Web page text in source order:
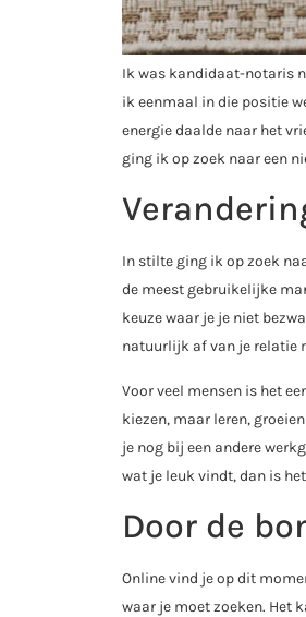
Ik was kandidaat-notaris
ik eenmaal in die positie
energie daalde naar het
ging ik op zoek naar een
In stilte ging ik op zoek
de meest gebruikelijke
keuze waar je je niet
natuurlijk af van je relatie
Voor veel mensen is het
kiezen, maar leren,
je nog bij een andere
wat je leuk vindt, dan is
Door de
Online vind je op dit
waar je moet zoeken. Het